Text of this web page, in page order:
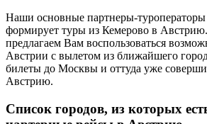
Наши основные партнеры-туроператоры
формирует туры из Кемерово в
предлагаем Вам воспользоваться
Австрии с вылетом из ближайшего
билеты до Москвы и оттуда уже
Австрию.
Список городов, из которых